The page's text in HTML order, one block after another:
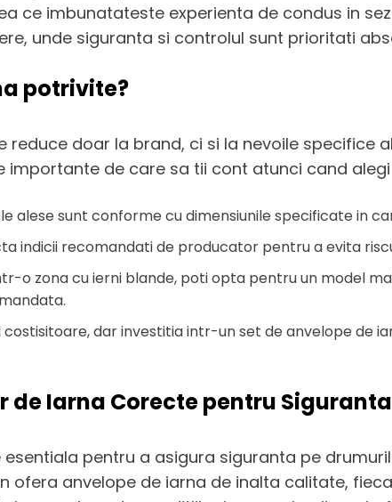
ce imbunatateste experienta de condus in
unde siguranta si controlul sunt prioritati
potrivite?
doar la brand, ci si la nevoile specifice
de care sa tii cont atunci cand
alese sunt conforme cu dimensiunile specificate in
indicii recomandati de producator pentru a evita
o zona cu ierni blande, poti opta pentru un model
dar investitia intr-un set de anvelope de
de Iarna Corecte pentru
pentru a asigura siguranta pe
ofera anvelope de iarna de inalta calitate,